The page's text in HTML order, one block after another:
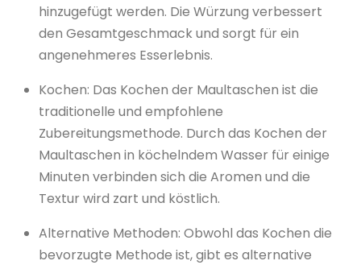
hinzugefügt werden. Die Würzung verbessert
den Gesamtgeschmack und sorgt für ein
angenehmeres Esserlebnis.
Kochen: Das Kochen der Maultaschen ist die
traditionelle und empfohlene
Zubereitungsmethode. Durch das Kochen der
Maultaschen in köchelndem Wasser für einige
Minuten verbinden sich die Aromen und die
Textur wird zart und köstlich.
Alternative Methoden: Obwohl das Kochen die
bevorzugte Methode ist, gibt es alternative